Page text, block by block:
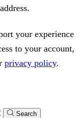
your experience
to your account,
privacy policy.
Search